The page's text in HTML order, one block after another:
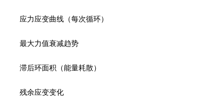
应力应变曲线（每次循环）
最大力值衰减趋势
滞后环面积（能量耗散）
残余应变变化